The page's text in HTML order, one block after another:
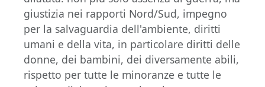
giustizia nei rapporti Nord/Sud, impegno
per la salvaguardia dell'ambiente, diritti
umani e della vita, in particolare diritti delle
donne, dei bambini, dei diversamente abili,
rispetto per tutte le minoranze e tutte le